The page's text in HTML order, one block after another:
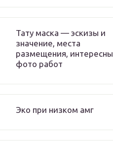
Тату маска — эскизы и
значение, места
размещения,
фото работ
Эко при низком амг